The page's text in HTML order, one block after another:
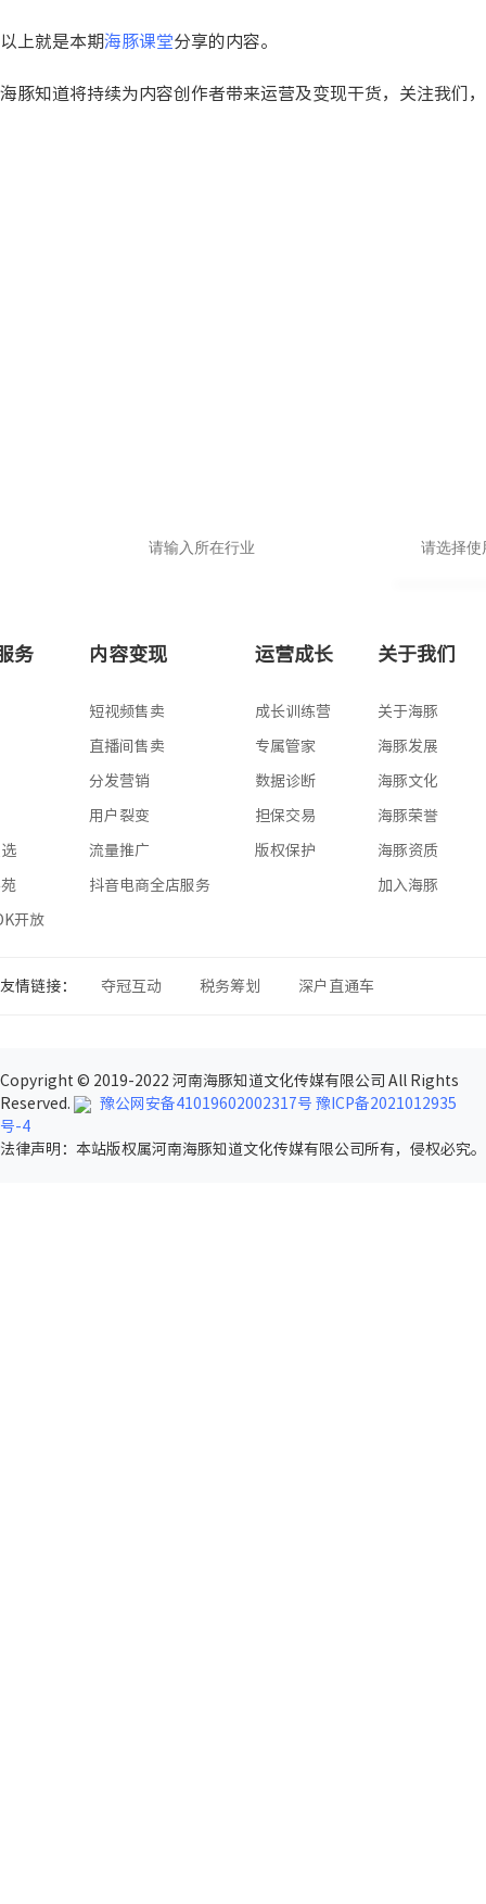
以上就是本期海豚课堂分享的内容。
海豚知道将持续为内容创作者带来运营及变现干货，关注我们
高级版
务
开放
内容变现
短视频售卖
直播间售卖
分发营销
用户裂变
流量推广
抖音电商全店服务
运营成长
成长训练营
专属管家
数据诊断
担保交易
版权保护
关于我们
关于海豚
海豚发展
海豚文化
海豚荣誉
海豚资质
加入海豚
友情链接： 夺冠互动 税务筹划 深户直通车
Copyright © 2019-2022 河南海豚知道文化传媒有限公司 All Rights
Reserved.
豫公网安备41019602002317号 豫ICP备2021012935
号-4
法律声明 ：本站版权属河南海豚知道文化传媒有限公司所有，侵权必究。